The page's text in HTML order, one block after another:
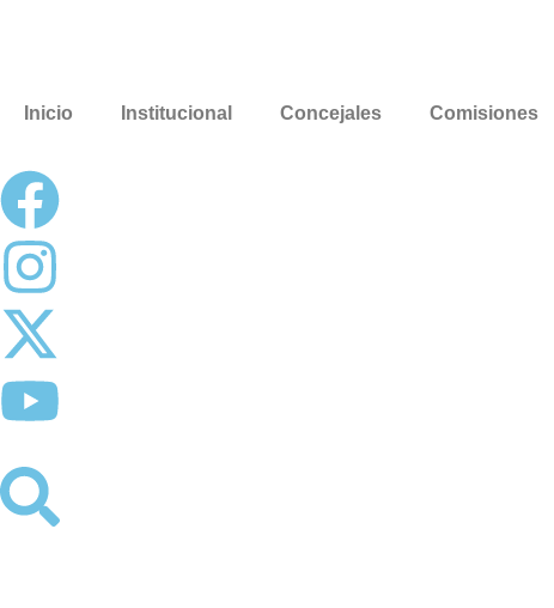
Inicio Institucional Concejales Comisiones